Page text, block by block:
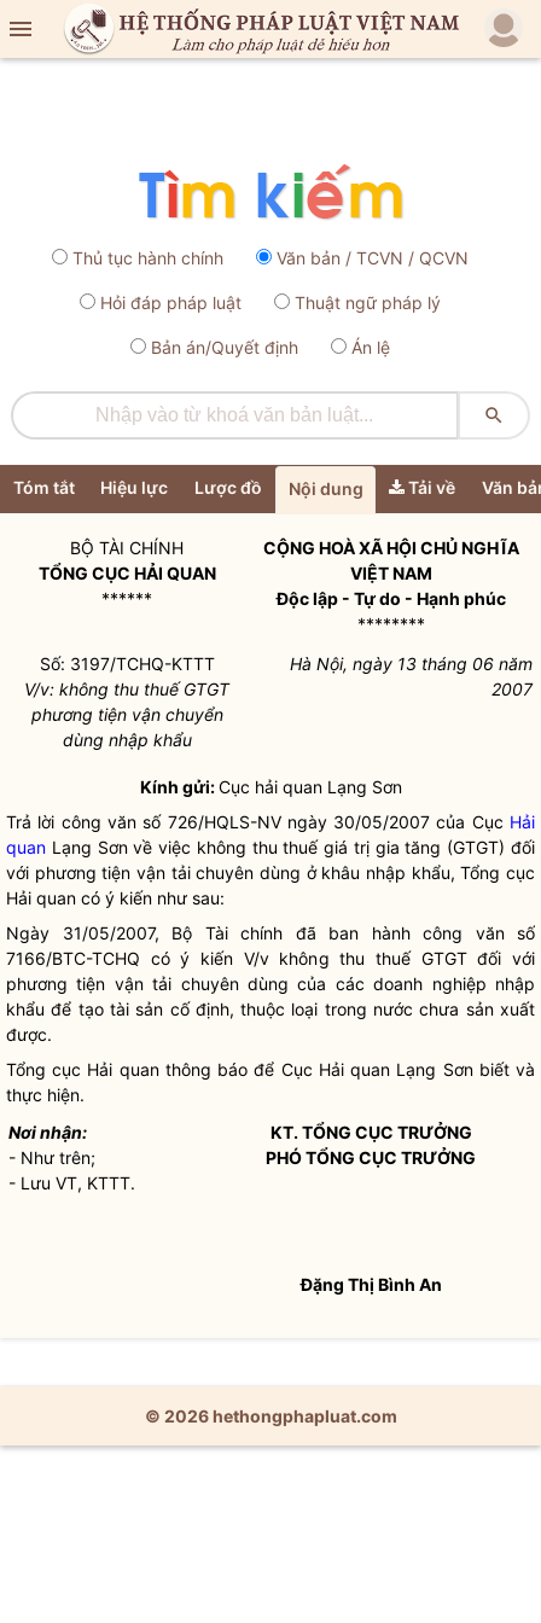

Thủ tục hành chính Văn bản / TCVN / QCVN
Hỏi đáp pháp luật Thuật ngữ pháp lý
Bản án/Quyết định Án lệ

Tóm tắt Hiệu lực Lược đồ Nội dung Tải về Văn
BỘ TÀI CHÍNH
TỔNG CỤC HẢI QUAN
******
CỘNG HOÀ XÃ HỘI CHỦ NGHĨA
VIỆT NAM
Độc lập - Tự do - Hạnh phúc
********
Số: 3197/TCHQ-KTTT
V/v: không thu thuế GTGT
phương tiện vận chuyển
dùng nhập khẩu
Hà Nội, ngày 13 tháng 06 năm
2007
Kính gửi:Cục hải quanLạng Sơn
Trả lời công văn số 726/HQLS-NV ngày 30/05/2007 của Cục Hải
quan Lạng Sơn về việc không thu thuế giá trị gia tăng (GTGT) đối
với phương tiện vận tải chuyên dùng ở khâu nhập khẩu, Tổng cục
Hải quan có ý kiến như sau:
Ngày 31/05/2007, Bộ Tài chính đã ban hành công văn số
7166/BTC-TCHQ có ý kiến V/v không thu thuế GTGT đối với
phương tiện vận tải chuyên dùng của các doanh nghiệp nhập
khẩu để tạo tài sản cố định, thuộc loại trong nước chưa sản xuất
được.
Tổng cục Hải quanthông báo để Cục Hải quan Lạng Sơn biết và
thực hiện.
Nơi nhận:
- Như trên;
- Lưu VT, KTTT.
KT. TỔNG CỤC TRƯỞNG
PHÓ TỔNG CỤC TRƯỞNG
Đặng Thị Bình An
© 2026 hethongphapluat.com